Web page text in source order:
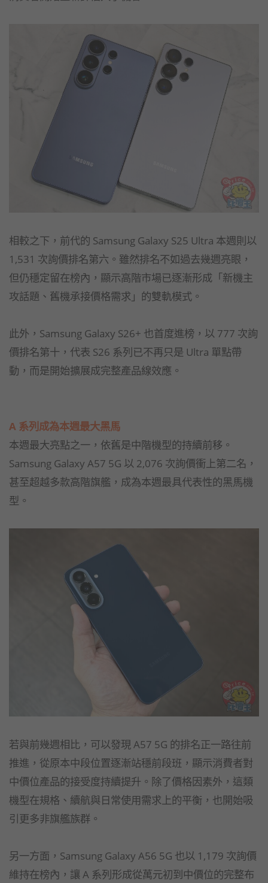
相較之下，前代的 Samsung Galaxy S25 Ultra 本週則以
1,531 次詢價排名第六。雖然排名不如過去幾週亮眼，
但仍穩定留在榜內，顯示高階市場已逐漸形成「新機主
攻話題、舊機承接價格需求」的雙軌模式。
此外，Samsung Galaxy S26+ 也首度進榜，以 777 次詢
價排名第十，代表 S26 系列已不再只是 Ultra 單點帶
動，而是開始擴展成完整產品線效應。
A 系列成為本週最大黑馬
本週最大亮點之一，依舊是中階機型的持續前移。
Samsung Galaxy A57 5G 以 2,076 次詢價衝上第二名，
甚至超越多款高階旗艦，成為本週最具代表性的黑馬機
型。
若與前幾週相比，可以發現 A57 5G 的排名正一路往前
推進，從原本中段位置逐漸站穩前段班，顯示消費者對
中價位產品的接受度持續提升。除了價格因素外，這類
機型在規格、續航與日常使用需求上的平衡，也開始吸
引更多非旗艦族群。
另一方面，Samsung Galaxy A56 5G 也以 1,179 次詢價
維持在榜內，讓 A 系列形成從萬元初到中價位的完整布